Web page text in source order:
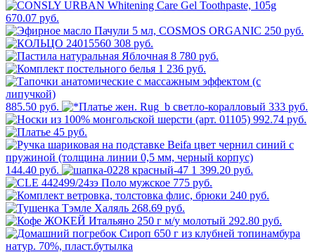
670.07 руб.
250 руб.
308 руб.
8 780 руб.
1 236 руб.
885.50 руб.
333 руб.
992.74 руб.
45 руб.
144.40 руб.
1 399.20 руб.
775 руб.
240 руб.
268.69 руб.
292.80 руб.